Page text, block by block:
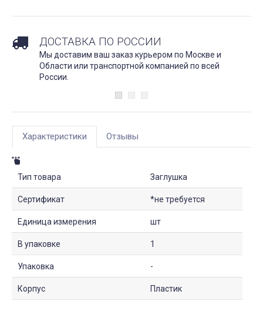
ДОСТАВКА ПО РОССИИ
Мы доставим ваш заказ курьером по Москве и
Области или транспортной компанией по всей
России.
Характеристики Отзывы
Тип товара Заглушка
Сертификат *не требуется
Единица измерения шт
В упаковке 1
Упаковка -
Корпус Пластик